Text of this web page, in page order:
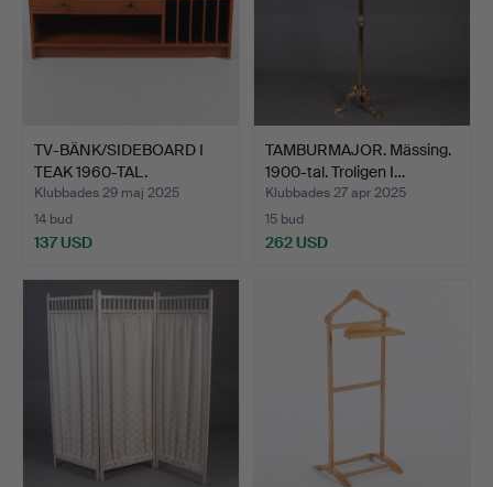
TV-BÄNK/SIDEBOARD I
TEAK 1960-TAL.
Klubbades 29 maj 2025
14 bud
137 USD
TAMBURMAJOR. Mässing.
1900-tal. Troligen I…
Klubbades 27 apr 2025
15 bud
262 USD